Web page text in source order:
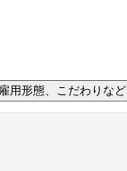
用形態、こだわりなど